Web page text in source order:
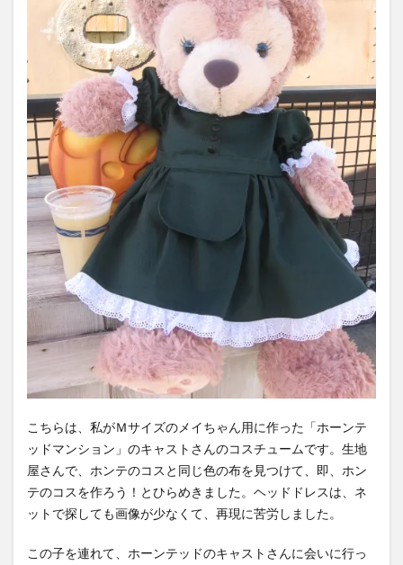
こちらは、私がＭサイズのメイちゃん用に作った「ホーンテ
ッドマンション」のキャストさんのコスチュームです。生地
屋さんで、ホンテのコスと同じ色の布を見つけて、即、ホン
テのコスを作ろう！とひらめきました。ヘッドドレスは、ネ
ットで探しても画像が少なくて、再現に苦労しました。
この子を連れて、ホーンテッドのキャストさんに会いに行っ